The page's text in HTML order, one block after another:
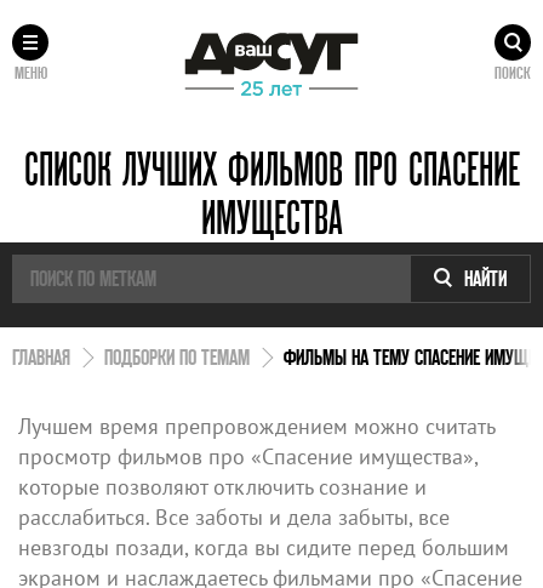
МЕНЮ ПОИСК
СПИСОК ЛУЧШИХ ФИЛЬМОВ ПРО СПАСЕНИЕ
ИМУЩЕСТВА
НАЙТИ
ГЛАВНАЯ ПОДБОРКИ ПО ТЕМАМ ФИЛЬМЫ НА ТЕМУ СПАСЕНИЕ
Лучшем время препровождением можно считать
просмотр фильмов про «Спасение имущества»,
которые позволяют отключить сознание и
расслабиться. Все заботы и дела забыты, все
невзгоды позади, когда вы сидите перед большим
экраном и наслаждаетесь фильмами про «Спасение